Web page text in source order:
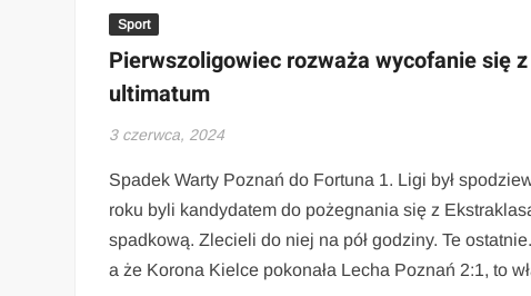
Sport
Pierwszoligowiec rozważa wycofanie się
ultimatum
3 czerwca, 2024
Spadek Warty Poznań do Fortuna 1. Ligi był
roku byli kandydatem do pożegnania się z
spadkową. Zlecieli do niej na pół godziny. Te
a że Korona Kielce pokonała Lecha Poznań 2:1, to